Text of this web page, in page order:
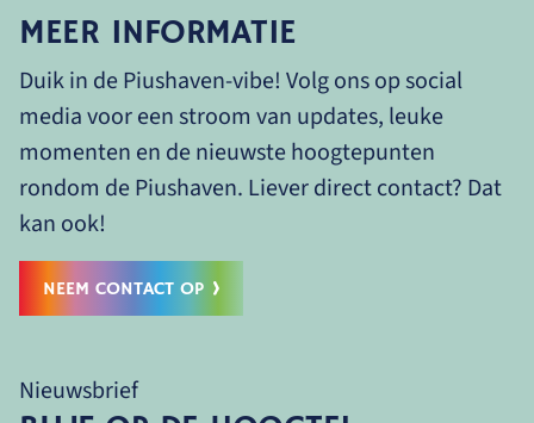
MEER INFORMATIE
Duik in de Piushaven-vibe! Volg ons op social
media voor een stroom van updates, leuke
momenten en de nieuwste hoogtepunten
rondom de Piushaven. Liever direct contact? Dat
kan ook!
NEEM CONTACT OP
Nieuwsbrief